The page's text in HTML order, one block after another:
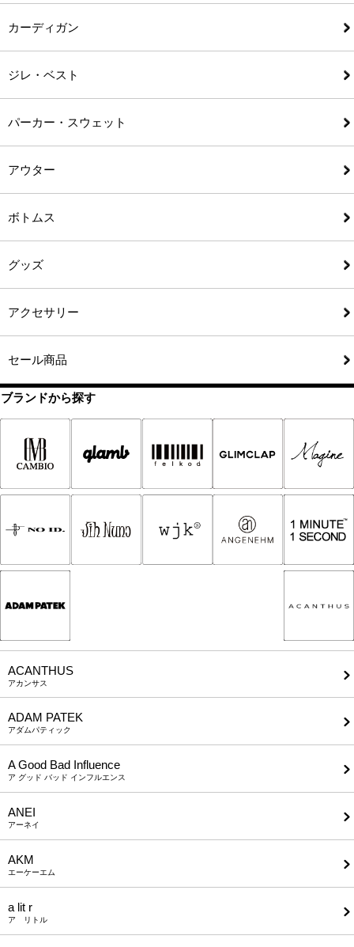
カーディガン
ジレ・ベスト
パーカー・スウェット
アウター
ボトムス
グッズ
アクセサリー
セール商品
ブランドから探す
ACANTHUS
アカンサス
ADAM PATEK
アダムパティック
A Good Bad Influence
ア グッド バッド インフルエンス
ANEI
アーネイ
AKM
エーケーエム
a lit r
ア リトル